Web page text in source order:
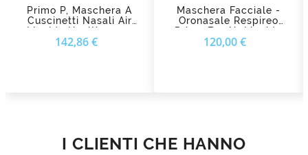
Primo P, Maschera A
Cuscinetti Nasali Air
Liquide Healthcare -
Comfort E Libertà Di
142,86 €
Maschera Facciale -
Oronasale Respireo
Primo F – Air Liquide
(versione Vented - Non-
120,00 €
I CLIENTI CHE HANNO